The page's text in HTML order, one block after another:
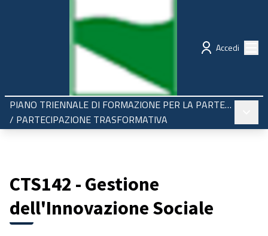
Regione Emilia-Romagna Partecipazione
Accedi
PIANO TRIENNALE DI FORMAZIONE PER LA PARTECIPAZIONE 2025-2027
/ PARTECIPAZIONE TRASFORMATIVA
CTS142 - Gestione
dell'Innovazione Sociale